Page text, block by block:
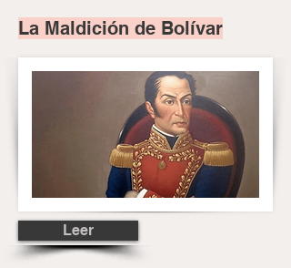
La Maldición de Bolívar
Leer